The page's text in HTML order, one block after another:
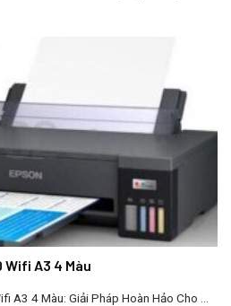
Wifi A3 4 Màu
A3 4 Màu: Giải Pháp Hoàn Hảo Cho ...